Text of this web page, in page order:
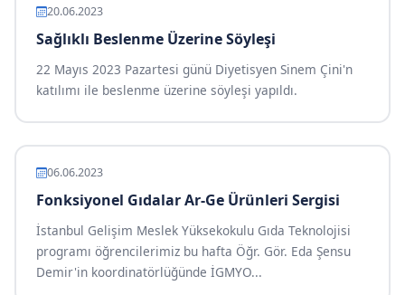
20.06.2023
Sağlıklı Beslenme Üzerine Söyleşi
22 Mayıs 2023 Pazartesi günü Diyetisyen Sinem Çini'n
katılımı ile beslenme üzerine söyleşi yapıldı.
06.06.2023
Fonksiyonel Gıdalar Ar-Ge Ürünleri Sergisi
İstanbul Gelişim Meslek Yüksekokulu Gıda Teknolojisi
programı öğrencilerimiz bu hafta Öğr. Gör. Eda Şensu
Demir'in koordinatörlüğünde İGMYO...